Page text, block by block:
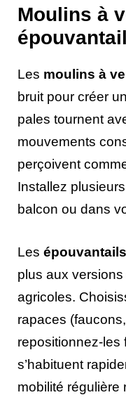
Moulins à
Les moulins à
bruit pour créer
pales tournent
mouvements
perçoivent
Installez
balcon ou dans
Les
plus aux
agricoles.
rapaces
repositionnez-les
s’habituent
mobilité régulière